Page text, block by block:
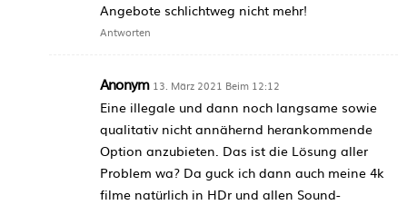
Angebote schlichtweg nicht mehr!
Antworten
Anonym 13. März 2021 Beim 12:12
Eine illegale und dann noch langsame sowie
qualitativ nicht annähernd herankommende
Option anzubieten. Das ist die Lösung aller
Problem wa? Da guck ich dann auch meine 4k
filme natürlich in HDr und allen Sound-